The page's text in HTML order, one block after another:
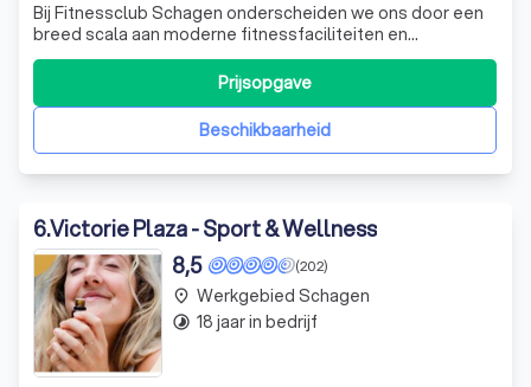
Bij Fitnessclub Schagen onderscheiden we ons door een
breed scala aan moderne fitnessfaciliteiten en
persoonlijke begeleiding die jou helpt om je sportieve
doelen te bereiken. Onze club is uitgerust met de
nieuwste apparatuur, waaronder geavanceerde
spinningfietsen van Technogym en een innovatieve e
Beschikbaarheid
Prijsopgave
6.Victorie Plaza - Sport & Wellness
(202)
8,5
place Werkgebied Schagen
timelapse 18 jaar in bedrijf